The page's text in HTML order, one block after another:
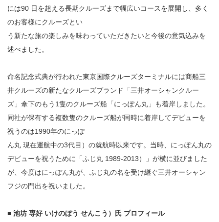
には90 日を超える長期クルーズまで幅広いコースを展開し、多く
のお客様にクルーズとい
う新たな旅の楽しみを味わっていただきたいと今後の意気込みを
述べました。
命名記念式典が行われた東京国際クルーズターミナルには商船三
井クルーズの新たなクルーズブランド「三井オーシャンクルー
ズ」傘下のもう1隻のクルーズ船「にっぽん丸」も着岸しました。
同社が保有する複数隻のクルーズ船が同時に着岸してデビューを
祝うのは1990年のにっぽ
ん丸 現在運航中の3代目）の就航時以来です。当時、にっぽん丸の
デビューを祝うために「ふじ丸 1989-2013）」が横に並びました
が、今度はにっぽん丸が、ふじ丸の名を受け継ぐ三井オーシャン
フジの門出を祝いました。
■ 池坊 専好 いけのぼう せんこう）氏 プロフィール